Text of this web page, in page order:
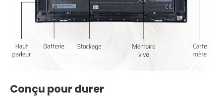
Conçu pour durer